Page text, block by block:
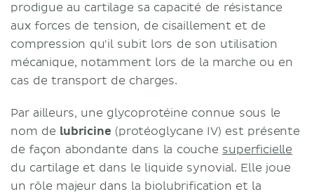
prodigue au cartilage sa capacité de résistance
aux forces de tension, de cisaillement et de
compression qu'il subit lors de son utilisation
mécanique, notamment lors de la marche ou en
cas de transport de charges.
Par ailleurs, une glycoprotéine connue sous le
nom de lubricine (protéoglycane IV) est présente
de façon abondante dans la couche superficielle
du cartilage et dans le liquide synovial. Elle joue
un rôle majeur dans la biolubrification et la